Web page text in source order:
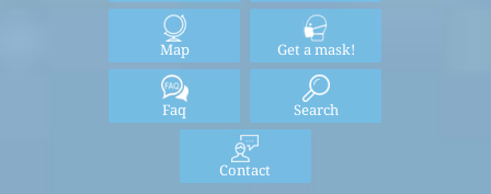
Map Get a mask!
Faq Search
Contact